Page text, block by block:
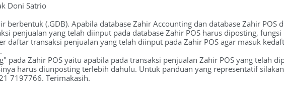
Doni Satrio
berbentuk (.GDB). Apabila database Zahir Accounting dan database Zahir POS
penjualan yang telah diinput pada database Zahir POS harus diposting,
daftar transaksi penjualan yang telah diinput pada Zahir POS agar masuk
pada Zahir POS yaitu apabila pada transaksi penjualan Zahir POS yang telah
harus diunposting terlebih dahulu. Untuk panduan yang representatif
7197766. Terimakasih.